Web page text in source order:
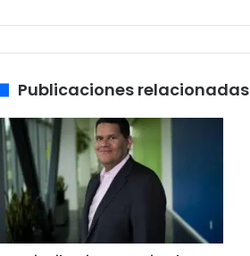
Publicaciones relacionadas